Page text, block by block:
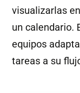
visualizarlas
un calendario.
equipos
tareas a su